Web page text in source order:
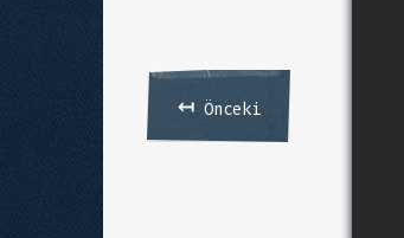
↤Önceki